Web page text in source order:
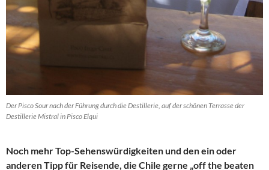
Der Pisco Sour nach der Führung durch die Destillerie, auf der schönen Terrasse der
Destillerie Mistral in Pisco Elqui
Noch mehr Top-Sehenswürdigkeiten und den ein oder
anderen Tipp für Reisende, die Chile gerne „off the beaten